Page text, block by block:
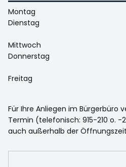
Montag
Dienstag
Mittwoch
Donnerstag
Freitag
Für Ihre Anliegen im Bürgerbüro
Termin (telefonisch: 915-210 o. -
auch außerhalb der